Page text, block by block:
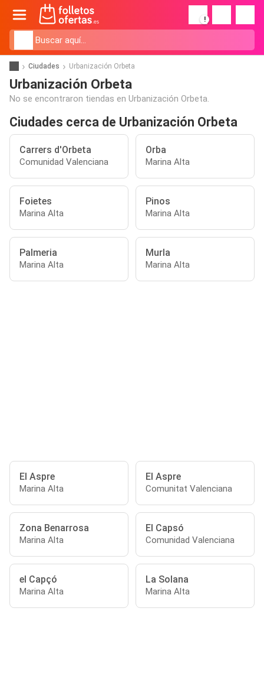
!
Ciudades Urbanización Orbeta
Urbanización Orbeta
No se encontraron tiendas en Urbanización Orbeta.
Ciudades cerca de Urbanización Orbeta
Carrers d'Orbeta
Comunidad Valenciana
Orba
Marina Alta
Foietes
Marina Alta
Pinos
Marina Alta
Palmeria
Marina Alta
Murla
Marina Alta
El Aspre
Marina Alta
El Aspre
Comunitat Valenciana
Zona Benarrosa
Marina Alta
El Capsó
Comunidad Valenciana
el Capçó
Marina Alta
La Solana
Marina Alta